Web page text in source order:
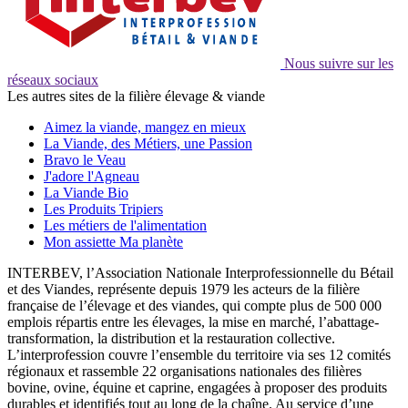
Nous suivre sur les
réseaux sociaux
Les autres sites de la filière élevage & viande
Aimez la viande, mangez en mieux
La Viande, des Métiers, une Passion
Bravo le Veau
J'adore l'Agneau
La Viande Bio
Les Produits Tripiers
Les métiers de l'alimentation
Mon assiette Ma planète
INTERBEV, l’Association Nationale Interprofessionnelle du Bétail
et des Viandes, représente depuis 1979 les acteurs de la filière
française de l’élevage et des viandes, qui compte plus de 500 000
emplois répartis entre les élevages, la mise en marché, l’abattage-
transformation, la distribution et la restauration collective.
L’interprofession couvre l’ensemble du territoire via ses 12 comités
régionaux et rassemble 22 organisations nationales des filières
bovine, ovine, équine et caprine, engagées à proposer des produits
durables et identifiés tout au long de la chaîne. Au service d’une